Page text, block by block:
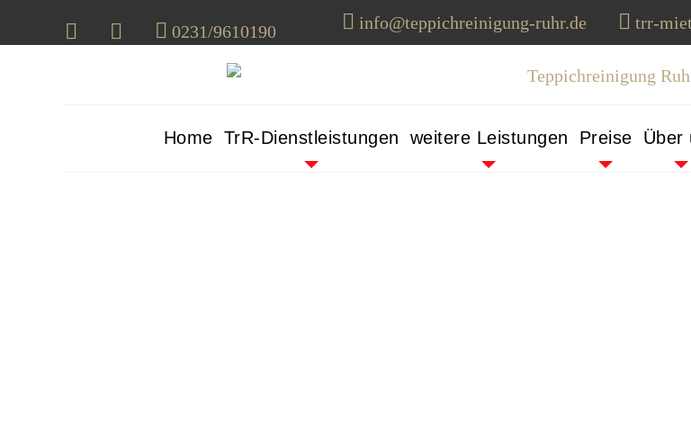
0231/9610190 info@teppichreinigung-ruhr.de trr-
Home TrR-Dienstleistungen weitere Leistungen Preise Über